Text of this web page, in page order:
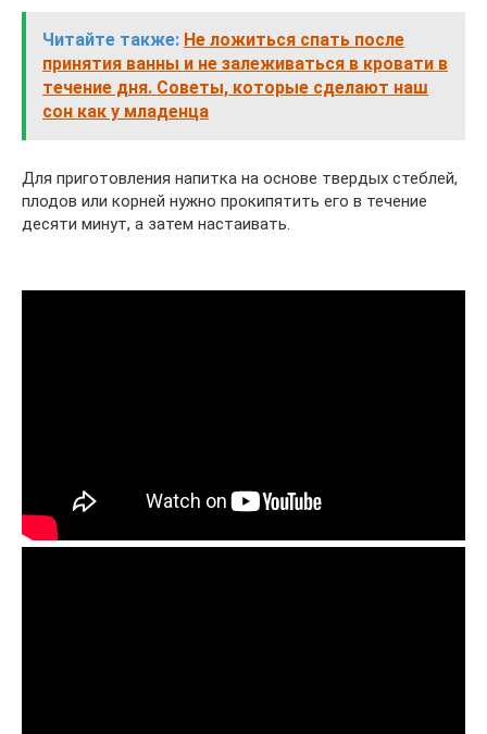
Читайте также: Не ложиться спать после
принятия ванны и не залеживаться в кровати в
течение дня. Советы, которые сделают наш
сон как у младенца
Для приготовления напитка на основе твердых стеблей,
плодов или корней нужно прокипятить его в течение
десяти минут, а затем настаивать.